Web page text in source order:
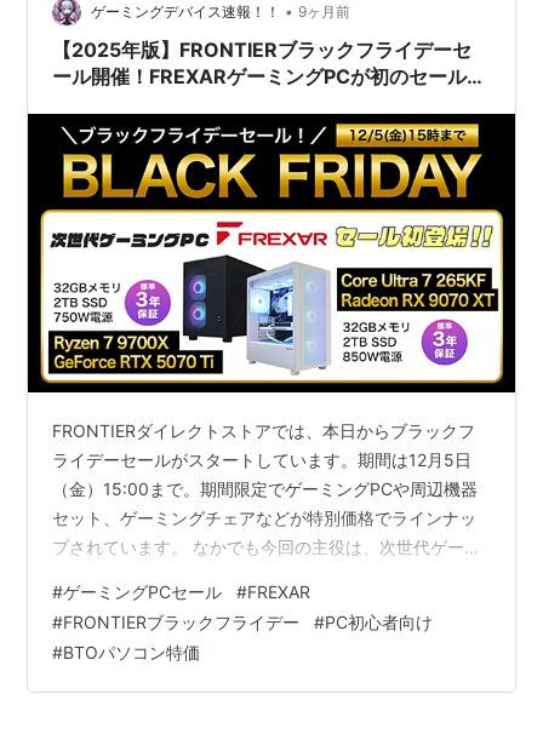
ゲーミングデバイス速報！！ • 9ヶ月前
【2025年版】FRONTIERブラックフライデーセ
ール開催！FREXARゲーミングPCが初のセール価
FRONTIERダイレクトストアでは、本日からブラックフ
ライデーセールがスタートしています。期間は12月5日
（金）15:00まで。期間限定でゲーミングPCや周辺機器
セット、ゲーミングチェアなどが特別価格でラインナッ
プされています。 なかでも今回の主役は、次世代ゲーミ
ったこのブランドが、ブラックフライデーに合わせてつ
いに特別価格で登場しました。 ▶ ブラックフライデーセ
ール特設ページはこちら FREXARとは？次世代ゲーミン
グPCブランドの特徴 1. 高品質パーツを採用したゲーミン
#ゲーミングPCセール #FREXAR
#FRONTIERブラックフライデー #PC初心者向け
#BTOパソコン特価